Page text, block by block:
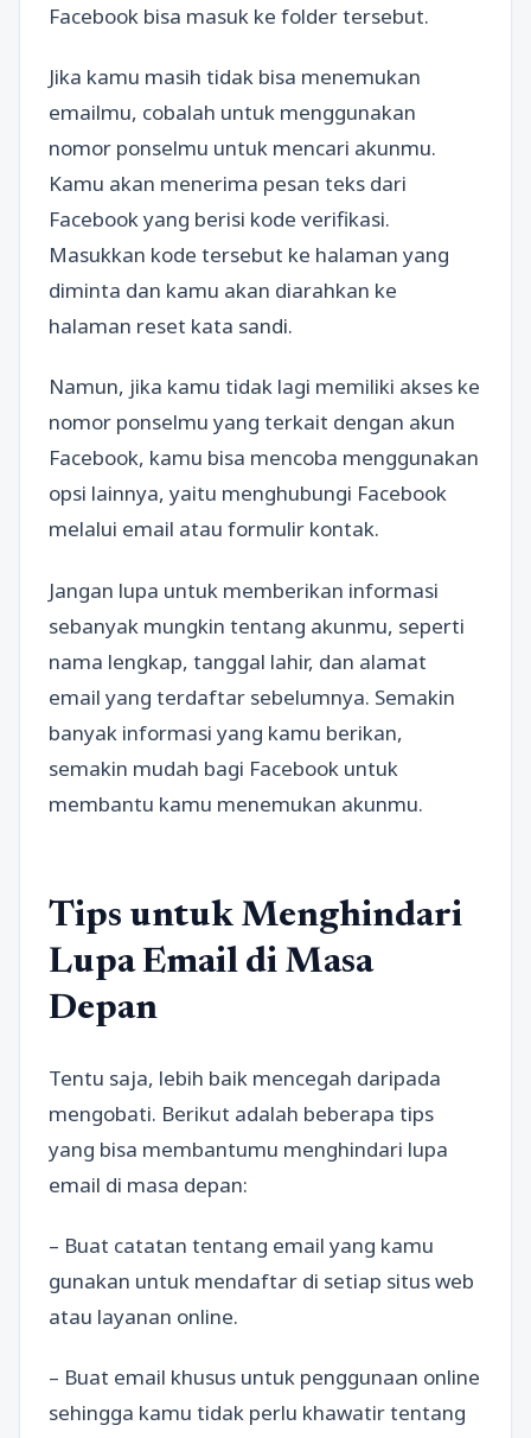
Facebook bisa masuk ke folder tersebut.
Jika kamu masih tidak bisa menemukan
emailmu, cobalah untuk menggunakan
nomor ponselmu untuk mencari akunmu.
Kamu akan menerima pesan teks dari
Facebook yang berisi kode verifikasi.
Masukkan kode tersebut ke halaman yang
diminta dan kamu akan diarahkan ke
halaman reset kata sandi.
Namun, jika kamu tidak lagi memiliki akses ke
nomor ponselmu yang terkait dengan akun
Facebook, kamu bisa mencoba menggunakan
opsi lainnya, yaitu menghubungi Facebook
melalui email atau formulir kontak.
Jangan lupa untuk memberikan informasi
sebanyak mungkin tentang akunmu, seperti
nama lengkap, tanggal lahir, dan alamat
email yang terdaftar sebelumnya. Semakin
banyak informasi yang kamu berikan,
semakin mudah bagi Facebook untuk
membantu kamu menemukan akunmu.
Tips untuk Menghindari
Lupa Email di Masa
Depan
Tentu saja, lebih baik mencegah daripada
mengobati. Berikut adalah beberapa tips
yang bisa membantumu menghindari lupa
email di masa depan:
– Buat catatan tentang email yang kamu
gunakan untuk mendaftar di setiap situs web
atau layanan online.
– Buat email khusus untuk penggunaan online
sehingga kamu tidak perlu khawatir tentang